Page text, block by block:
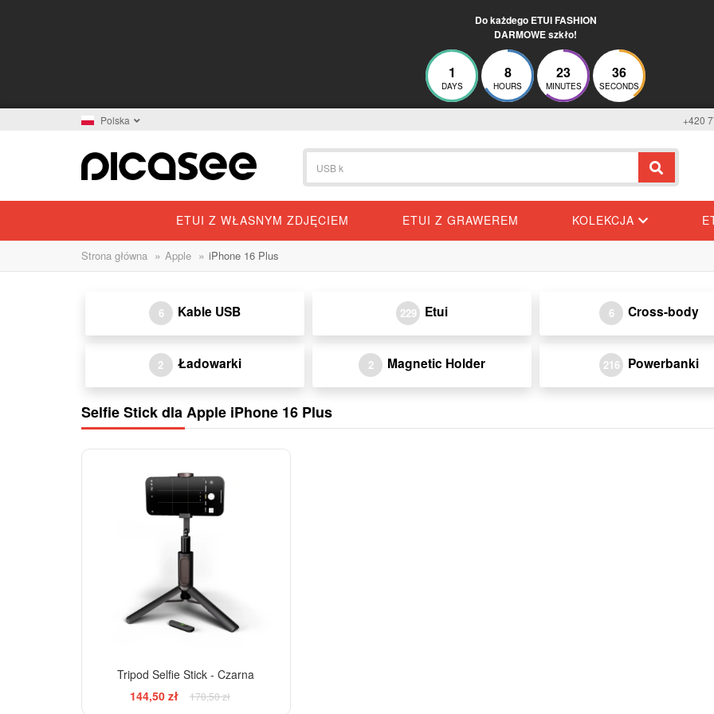
Do każdego ETUI FASHION
DARMOWE szkło!
1
DAYS
8
HOURS
23
MINUTES
36
SECONDS
Polska +420
ETUI Z WŁASNYM ZDJĘCIEM ETUI Z GRAWEREM KOLEKCJA
Strona główna » Apple » iPhone 16 Plus
6 Kable USB 229 Etui 6 Cross-body
2 Ładowarki 2 Magnetic Holder 216 Powerbanki
Selfie Stick dla Apple iPhone 16 Plus
Tripod Selfie Stick - Czarna
144,50 zł
170,50 zł